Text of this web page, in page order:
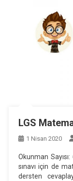
LGS
1 Nisan 2020
Okunman
sınavı için de
dersten